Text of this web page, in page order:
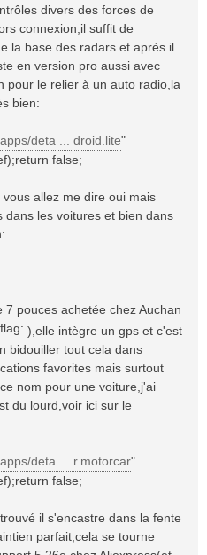
divers des forces de
connexion,il suffit de
la base des radars et après il
en version pro aussi avec
pour le relier à un auto radio,la
bien:
deta ... droid.lite"
false;
allez me dire oui mais
dans les voitures et bien dans
pouces achetée chez Auchan
),elle intègre un gps et c'est
bidouiller tout cela dans
favorites mais surtout
nom pour une voiture,j'ai
du lourd,voir ici sur le
deta ... r.motorcar"
false;
il s'encastre dans la fente
parfait,cela se tourne